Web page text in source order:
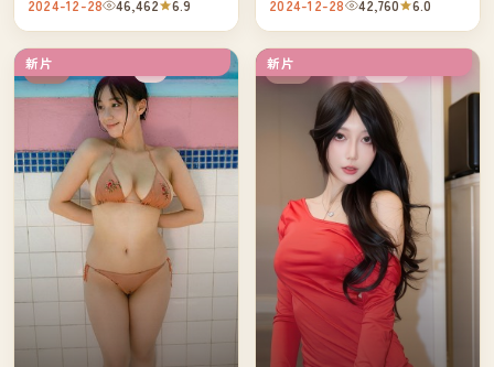
2024-12-28 46,462 6.9 2024-12-28 42,760 6.0
新片
中国 新片
美国